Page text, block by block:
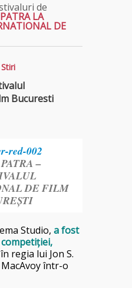
de
LA
DE
Stiri
Bucuresti
–
DE FILM
Studio, a fost
în regia lui Jon S.
într-o